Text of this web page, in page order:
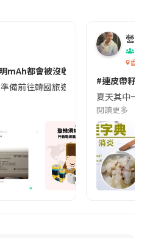
mAh都會被沒收😱出發前切記檢查
準備前往韓國旅遊的民眾，近期要
營養
香港
#連皮帶籽
夏天其中一
閱讀更多